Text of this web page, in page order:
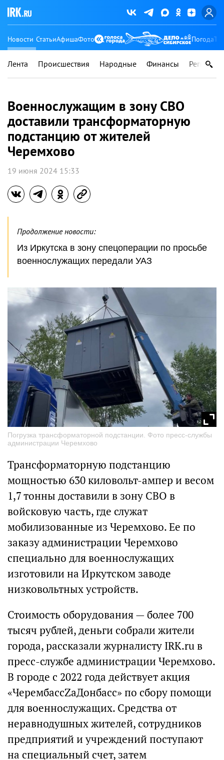
Новости СтатьиАфишаФото Погода
Лента Происшествия Народные Финансы Регионы
Военнослужащим в зону СВО
доставили трансформаторную
подстанцию от жителей
Черемхово
19 июня 2024 15:33
Продолжение новости:
Из Иркутска в зону спецоперации по просьбе
военнослужащих передали УАЗ
Погрузка трансформаторной подстанции. Фото пресс-службы
администрации Черемхово
Трансформаторную подстанцию
мощностью 630 киловольт-ампер и весом
1,7 тонны доставили в зону СВО в
войсковую часть, где служат
мобилизованные из Черемхово. Ее по
заказу администрации Черемхово
специально для военнослужащих
изготовили на Иркутском заводе
низковольтных устройств.
Стоимость оборудования — более 700
тысяч рублей, деньги собрали жители
города, рассказали журналисту IRK.ru в
пресс-службе администрации Черемхово.
В городе с 2022 года действует акция
«ЧерембассZaДонбасс» по сбору помощи
для военнослужащих. Средства от
неравнодушных жителей, сотрудников
предприятий и учреждений поступают
на специальный счет, затем